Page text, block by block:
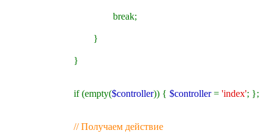
break;
}
}
if (empty($controller)) { $controller= 'index'; };
// Получаем действие